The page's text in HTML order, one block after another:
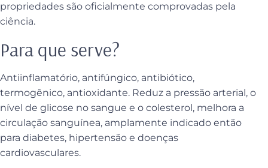
propriedades são oficialmente comprovadas pela
ciência.
Para que serve?
Antiinflamatório, antifúngico, antibiótico,
termogênico, antioxidante. Reduz a pressão arterial, o
nível de glicose no sangue e o colesterol, melhora a
circulação sanguínea, amplamente indicado então
para diabetes, hipertensão e doenças
cardiovasculares.